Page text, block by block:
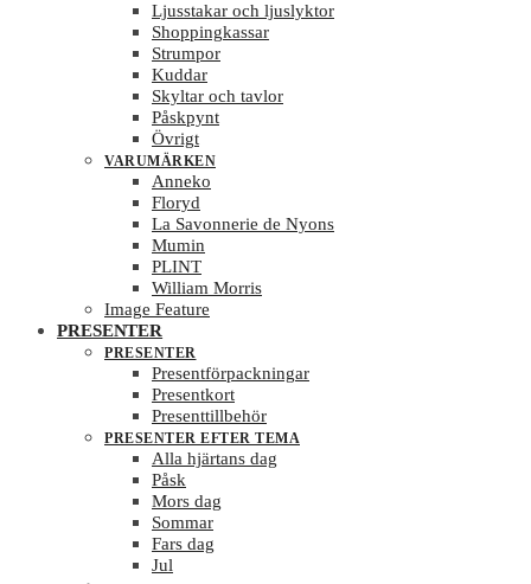
Ljusstakar och ljuslyktor
Shoppingkassar
Strumpor
Kuddar
Skyltar och tavlor
Påskpynt
Övrigt
VARUMÄRKEN
Anneko
Floryd
La Savonnerie de Nyons
Mumin
PLINT
William Morris
Image Feature
PRESENTER
PRESENTER
Presentförpackningar
Presentkort
Presenttillbehör
PRESENTER EFTER TEMA
Alla hjärtans dag
Påsk
Mors dag
Sommar
Fars dag
Jul